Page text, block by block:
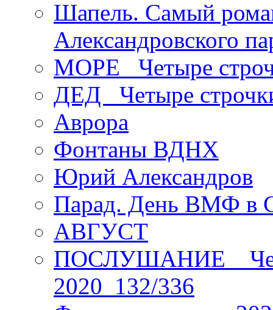
Шапель. Самый
Александровского
МОРЕ _Четыре
ДЕД _Четыре
Аврора
Фонтаны ВДНХ
Юрий Александров
Парад. День ВМФ в
АВГУСТ
ПОСЛУШАНИЕ _
2020_132/336